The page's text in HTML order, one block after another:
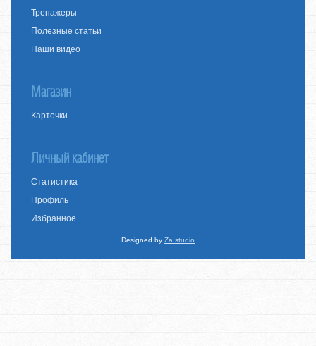
Тренажеры
Полезные статьи
Наши видео
Магазин
Карточки
Личный кабинет
Статистика
Профиль
Избранное
Designed by Za studio